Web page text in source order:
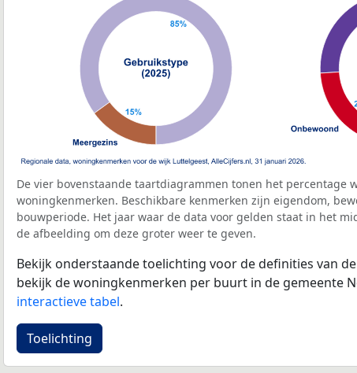
De vier bovenstaande taartdiagrammen tonen het percentage
woningkenmerken. Beschikbare kenmerken zijn eigendom,
bouwperiode. Het jaar waar de data voor gelden staat in het
de afbeelding om deze groter weer te geven.
Bekijk onderstaande toelichting voor de definities van
bekijk de woningkenmerken per buurt in de gemeente
interactieve tabel.
Toelichting